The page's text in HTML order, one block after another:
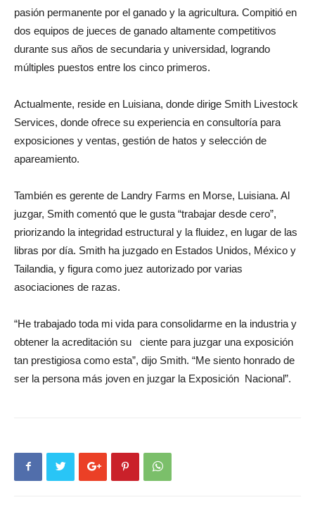
pasión permanente por el ganado y la agricultura. Compitió en
dos equipos de jueces de ganado altamente competitivos
durante sus años de secundaria y universidad, logrando
múltiples puestos entre los cinco primeros.
Actualmente, reside en Luisiana, donde dirige Smith Livestock
Services, donde ofrece su experiencia en consultoría para
exposiciones y ventas, gestión de hatos y selección de
apareamiento.
También es gerente de Landry Farms en Morse, Luisiana. Al
juzgar, Smith comentó que le gusta “trabajar desde cero”,
priorizando la integridad estructural y la fluidez, en lugar de las
libras por día. Smith ha juzgado en Estados Unidos, México y
Tailandia, y figura como juez autorizado por varias
asociaciones de razas.
“He trabajado toda mi vida para consolidarme en la industria y
obtener la acreditación su ciente para juzgar una exposición
tan prestigiosa como esta”, dijo Smith. “Me siento honrado de
ser la persona más joven en juzgar la Exposición Nacional”.